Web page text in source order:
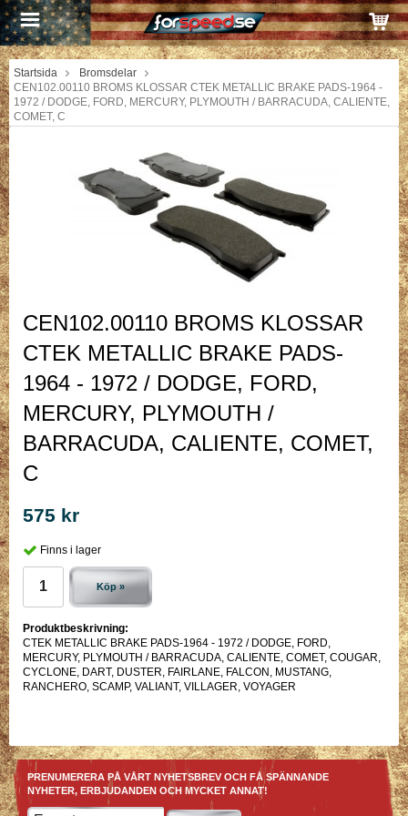
Startsida
Bromsdelar
CEN102.00110 BROMS KLOSSAR CTEK METALLIC BRAKE PADS-1964 -
1972 / DODGE, FORD, MERCURY, PLYMOUTH / BARRACUDA, CALIENTE,
COMET, C
CEN102.00110 BROMS KLOSSAR
CTEK METALLIC BRAKE PADS-
1964 - 1972 / DODGE, FORD,
MERCURY, PLYMOUTH /
BARRACUDA, CALIENTE, COMET,
C
575 kr
Finns i lager
Köp »
Produktbeskrivning:
CTEK METALLIC BRAKE PADS-1964 - 1972 / DODGE, FORD,
MERCURY, PLYMOUTH / BARRACUDA, CALIENTE, COMET, COUGAR,
CYCLONE, DART, DUSTER, FAIRLANE, FALCON, MUSTANG,
RANCHERO, SCAMP, VALIANT, VILLAGER, VOYAGER
PRENUMERERA PÅ VÅRT NYHETSBREV OCH FÅ SPÄNNANDE
NYHETER, ERBJUDANDEN OCH MYCKET ANNAT!